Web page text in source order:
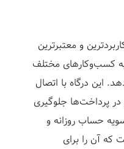
و معتبرترین
کسب‌وکارهای مختلف
این درگاه با اتصال
در پرداخت‌ها جلوگیری
حساب روزانه و
که آن را برای